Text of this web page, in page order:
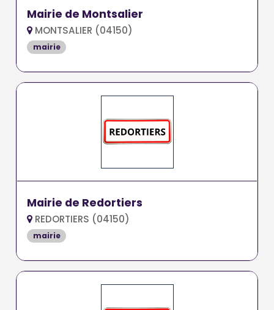
Mairie de Montsalier
MONTSALIER (04150)
mairie
Mairie de Redortiers
REDORTIERS (04150)
mairie